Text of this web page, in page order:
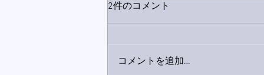
2件のコメント
コメントを追加…